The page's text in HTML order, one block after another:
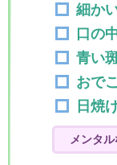
細か
口の
青い
おで
日焼
メンタ